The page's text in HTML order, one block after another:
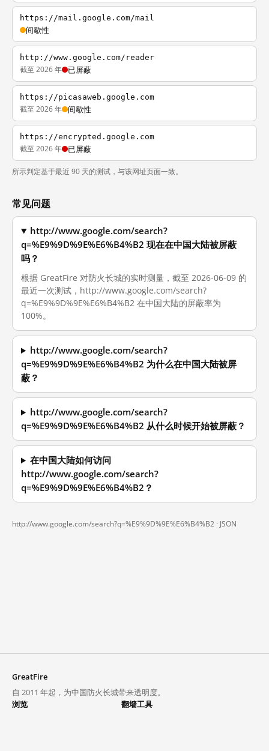
https://mail.google.com/mail
间歇性
http://www.google.com/reader
截至 2026 年 已屏蔽
https://picasaweb.google.com
截至 2026 年 间歇性
https://encrypted.google.com
截至 2026 年 已屏蔽
所示判定基于最近 90 天的测试，与该网址页面一致。
常见问题
http://www.google.com/search?
q=%E9%9D%9E%E6%B4%B2 现在在中国大陆被屏蔽
吗？
根据 GreatFire 对防火长城的实时测量，截至 2026-06-09 的
最近一次测试，http://www.google.com/search?
q=%E9%9D%9E%E6%B4%B2 在中国大陆的屏蔽率为
100%。
http://www.google.com/search?
q=%E9%9D%9E%E6%B4%B2 为什么在中国大陆被屏
蔽？
http://www.google.com/search?
q=%E9%9D%9E%E6%B4%B2 从什么时候开始被屏蔽？
在中国大陆如何访问
http://www.google.com/search?
q=%E9%9D%9E%E6%B4%B2？
http://www.google.com/search?q=%E9%9D%9E%E6%B4%B2 · JSON
GreatFire
自 2011 年起，为中国防火长城带来透明度。
浏览
翻墙工具